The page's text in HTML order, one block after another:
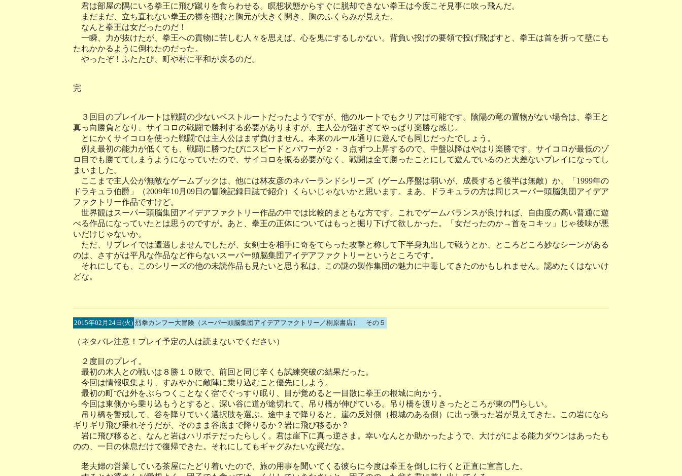
君は部屋の隅にいる拳王に飛び蹴りを食らわせる。瞑想状態からすぐに脱却できない拳王は今度こそ見事に吹っ飛んだ。
まだまだ、立ち直れない拳王の襟を掴むと胸元が大きく開き、胸のふくらみが見えた。
なんと拳王は女だったのだ！
一瞬、力が抜けたが、拳王への貢物に苦しむ人々を思えば、心を鬼にするしかない。背負い投げの要領で投げ飛ばすと、拳王は首を折って壁にも
たれかかるように倒れたのだった。
やったぞ！ふたたび、町や村に平和が戻るのだ。
完
３回目のプレイルートは戦闘の少ないベストルートだったようですが、他のルートでもクリアは可能です。陰陽の竜の置物がない場合は、拳王と
真っ向勝負となり、サイコロの戦闘で勝利する必要がありますが、主人公が強すぎてやっぱり楽勝な感じ。
とにかくサイコロを使った戦闘では主人公はまず負けません。本来のルール通りに遊んでも同じだったでしょう。
例え最初の能力が低くても、戦闘に勝つたびにスピードとパワーが２・３点ずつ上昇するので、中盤以降はやはり楽勝です。サイコロが最低のゾ
ロ目でも勝ててしまうようになっていたので、サイコロを振る必要がなく、戦闘は全て勝ったことにして遊んでいるのと大差ないプレイになってし
まいました。
ここまで主人公が無敵なゲームブックは、他には林友彦のネバーランドシリーズ（ゲーム序盤は弱いが、成長すると後半は無敵）か、「1999年の
ドラキュラ伯爵」（2009年10月09日の冒険記録日誌で紹介）くらいじゃないかと思います。まあ、ドラキュラの方は同じスーパー頭脳集団アイデア
ファクトリー作品ですけど。
世界観はスーパー頭脳集団アイデアファクトリー作品の中では比較的まともな方です。これでゲームバランスが良ければ、自由度の高い普通に遊
べる作品になっていたとは思うのですが。あと、拳王の正体についてはもっと掘り下げて欲しかった。「女だったのか→首をコキッ」じゃ後味が悪
いだけじゃないか。
ただ、リプレイでは遭遇しませんでしたが、女剣士を相手に奇をてらった攻撃と称して下半身丸出しで戦うとか、ところどころ妙なシーンがある
のは、さすがは平凡な作品など作らないスーパー頭脳集団アイデアファクトリーというところです。
それにしても、このシリーズの他の未読作品も見たいと思う私は、この謎の製作集団の魅力に中毒してきたのかもしれません。認めたくはないけ
どな。
2015年02月24日(火) 烈拳カンフー大冒険（スーパー頭脳集団アイデアファクトリー／桐原書店） その５
（ネタバレ注意！プレイ予定の人は読まないでください）
２度目のプレイ。
最初の木人との戦いは８勝１０敗で、前回と同じ辛くも試練突破の結果だった。
今回は情報収集より、すみやかに敵陣に乗り込むこと優先にしよう。
最初の町では外をぶらつくことなく宿でぐっすり眠り、目が覚めると一目散に拳王の根城に向かう。
今回は東側から乗り込もうとすると、深い谷に道が途切れて、吊り橋が伸びている。吊り橋を渡りきったところが東の門らしい。
吊り橋を警戒して、谷を降りていく選択肢を選ぶ。途中まで降りると、崖の反対側（根城のある側）に出っ張った岩が見えてきた。この岩になら
ギリギリ飛び乗れそうだが、そのまま谷底まで降りるか？岩に飛び移るか？
岩に飛び移ると、なんと岩はハリボテだったらしく。君は崖下に真っ逆さま。幸いなんとか助かったようで、大けがによる能力ダウンはあったも
のの、一日の休息だけで復帰できた。それにしてもギャグみたいな罠だな。
老夫婦の営業している茶屋にたどり着いたので、旅の用事を聞いてくる彼らに今度は拳王を倒しに行くと正直に宣言した。